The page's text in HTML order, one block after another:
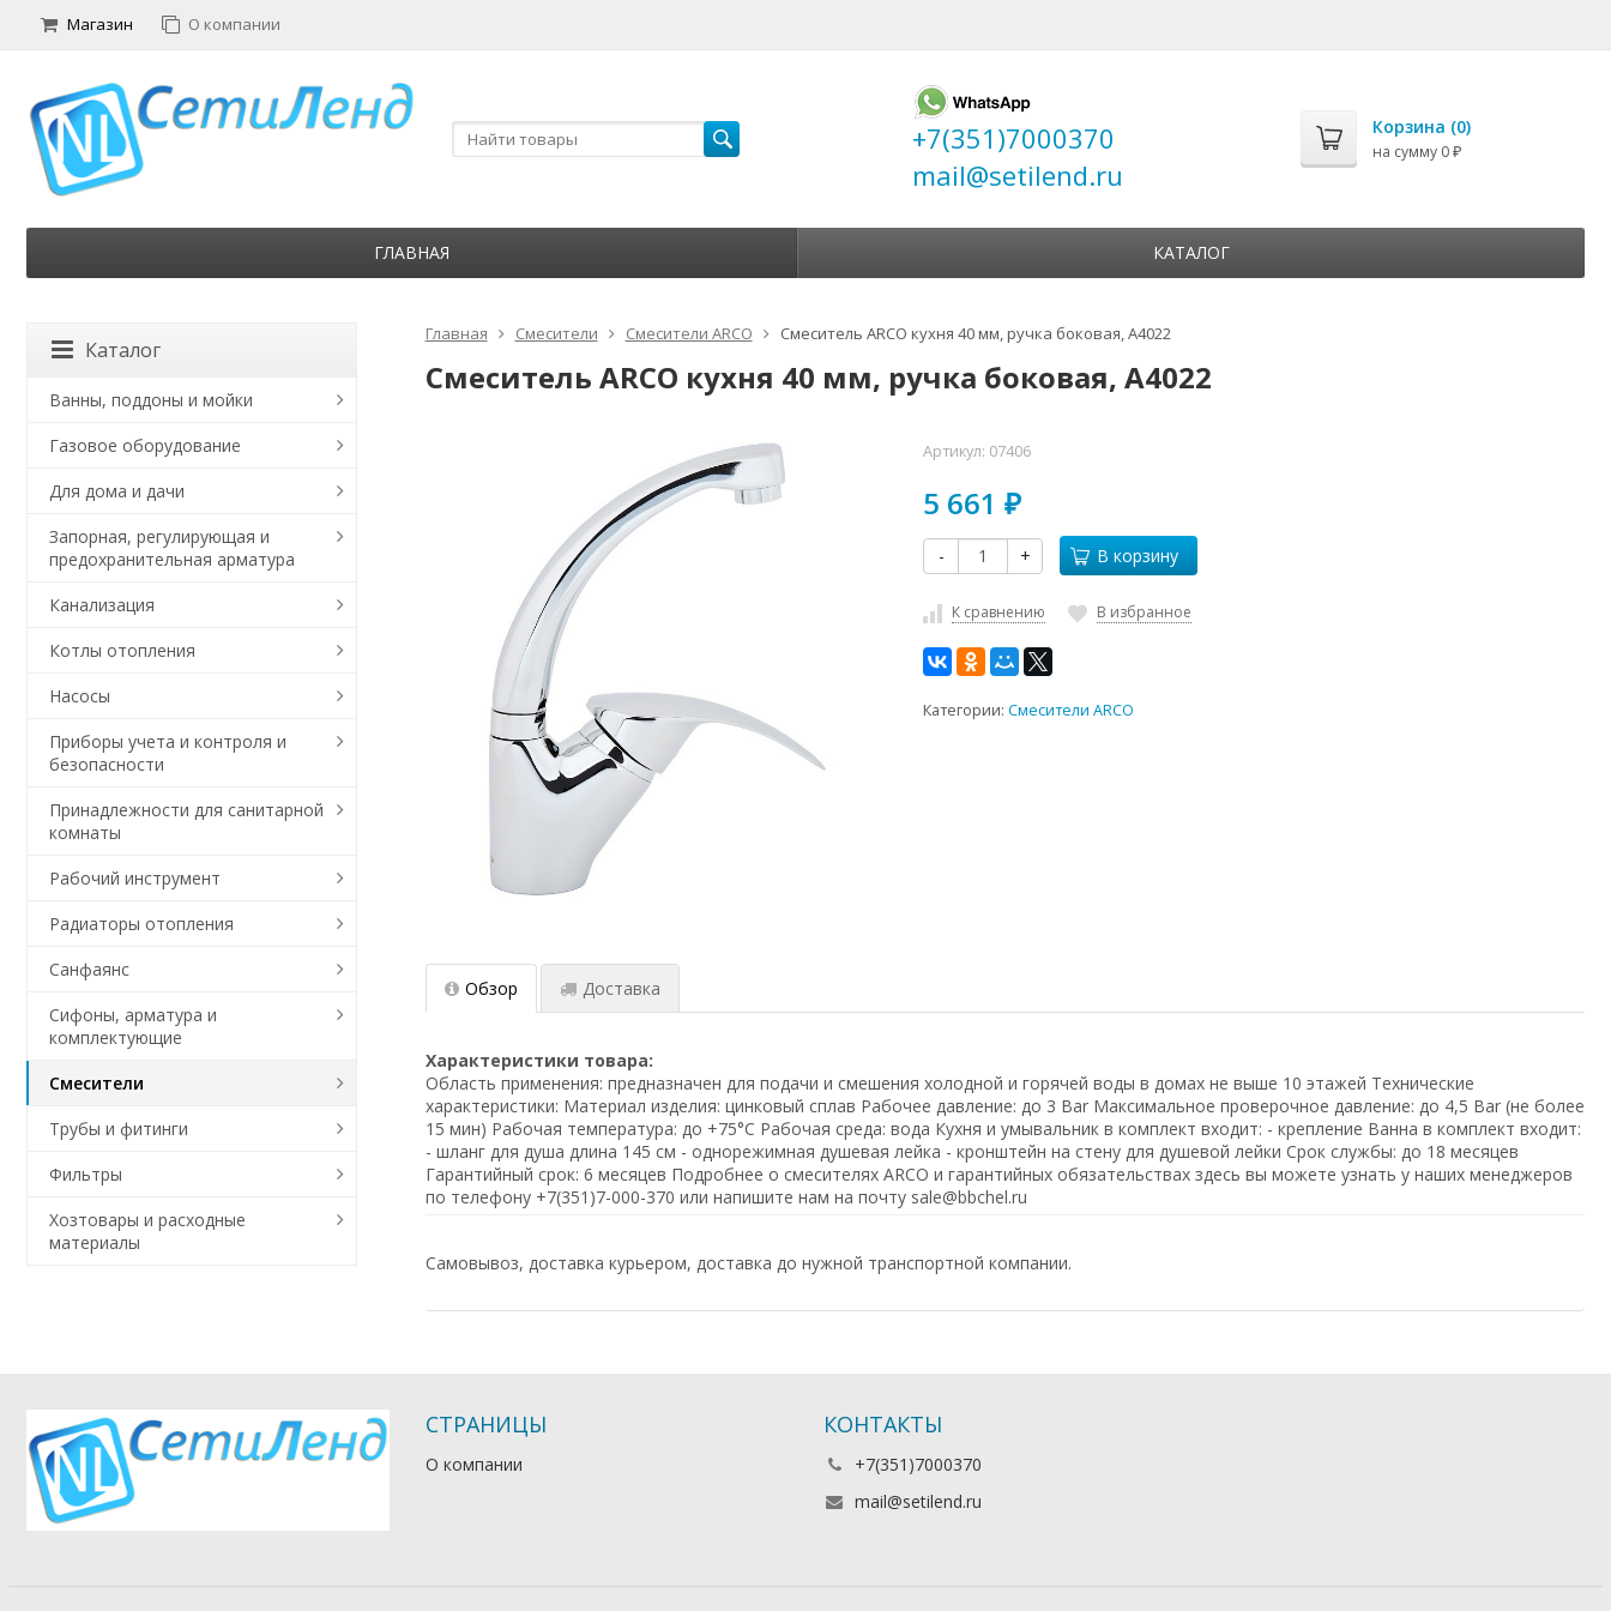
Магазин О компании
+7(351)7000370
mail@setilend.ru
Корзина (0)
на сумму 0 ₽
ГЛАВНАЯ КАТАЛОГ
Главная Смесители Смесители ARCO Смеситель ARCO кухня 40 мм, ручка боковая, А4022
Смеситель ARCO кухня 40 мм, ручка боковая, А4022
Артикул: 07406
5 661₽
- + В корзину
К сравнению В избранное
Категории:Смесители ARCO
Обзор Доставка
Характеристики товара:
Область применения: предназначен для подачи и смешения холодной и горячей воды в домах не выше 10 этажей Технические
характеристики: Материал изделия: цинковый сплав Рабочее давление: до 3 Bar Максимальное проверочное давление: до 4,5 Bar (не более
15 мин) Рабочая температура: до +75°С Рабочая среда: вода Кухня и умывальник в комплект входит: - крепление Ванна в комплект входит:
- шланг для душа длина 145 см - однорежимная душевая лейка - кронштейн на стену для душевой лейки Срок службы: до 18 месяцев
Гарантийный срок: 6 месяцев Подробнее о смесителях ARCO и гарантийных обязательствах здесь вы можете узнать у наших менеджеров
по телефону +7(351)7-000-370 или напишите нам на почту sale@bbchel.ru
Самовывоз, доставка курьером, доставка до нужной транспортной компании.
Каталог
Ванны, поддоны и мойки
Газовое оборудование
Для дома и дачи
Запорная, регулирующая и
предохранительная арматура
Канализация
Котлы отопления
Насосы
Приборы учета и контроля и
безопасности
Принадлежности для санитарной
комнаты
Рабочий инструмент
Радиаторы отопления
Санфаянс
Сифоны, арматура и
комплектующие
Смесители
Трубы и фитинги
Фильтры
Хозтовары и расходные
материалы
СТРАНИЦЫ
О компании
КОНТАКТЫ
+7(351)7000370
mail@setilend.ru